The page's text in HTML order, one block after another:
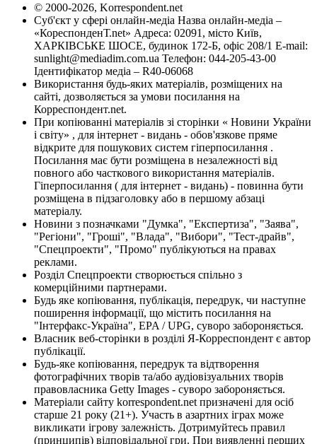
© 2000-2026, Korrespondent.net
Суб'єкт у сфері онлайн-медіа Назва онлайн-медіа –
«КореспонденТ.net» Адреса: 02091, місто Київ,
ХАРКІВСЬКЕ ШОСЕ, будинок 172-Б, офіс 208/1 E-mail:
sunlight@mediadim.com.ua Телефон: 044-205-43-00
Ідентифікатор медіа – R40-06068
Використання будь-яких матеріалів, розміщених на
сайті, дозволяється за умови посилання на
Корреспондент.net.
При копіюванні матеріалів зі сторінки « Новини України
і світу» , для інтернет - видань - обов'язкове пряме
відкрите для пошукових систем гіперпосилання .
Посилання має бути розміщена в незалежності від
повного або часткового використання матеріалів.
Гіперпосилання ( для інтернет - видань) - повинна бути
розміщена в підзаголовку або в першому абзаці
матеріалу.
Новини з позначками "Думка", "Експертиза", "Заява",
"Регіони", "Гроші", "Влада", "Вибори", "Тест-драйв",
"Спецпроекти", "Промо" публікуються на правах
реклами.
Розділ Спецпроекти створюється спільно з
комерційними партнерами.
Будь яке копіювання, публікація, передрук, чи наступне
поширення інформації, що містить посилання на
"Інтерфакс-Україна", EPA / UPG, суворо забороняється.
Власник веб-сторінки в розділі Я-Корреспондент є автор
публікації.
Будь-яке копіювання, передрук та відтворення
фотографічних творів та/або аудіовізуальних творів
правовласника Getty Images - суворо забороняється.
Матеріали сайту korrespondent.net призначені для осіб
старше 21 року (21+). Участь в азартних іграх може
викликати ігрову залежність. Дотримуйтесь правил
(принципів) відповідальної гри. При виявленні перших